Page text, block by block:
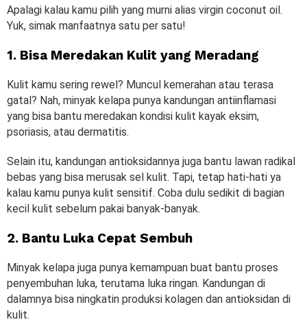
Apalagi kalau kamu pilih yang murni alias virgin coconut oil.
Yuk, simak manfaatnya satu per satu!
1. Bisa Meredakan Kulit yang Meradang
Kulit kamu sering rewel? Muncul kemerahan atau terasa
gatal? Nah, minyak kelapa punya kandungan antiinflamasi
yang bisa bantu meredakan kondisi kulit kayak eksim,
psoriasis, atau dermatitis.
Selain itu, kandungan antioksidannya juga bantu lawan radikal
bebas yang bisa merusak sel kulit. Tapi, tetap hati-hati ya
kalau kamu punya kulit sensitif. Coba dulu sedikit di bagian
kecil kulit sebelum pakai banyak-banyak.
2. Bantu Luka Cepat Sembuh
Minyak kelapa juga punya kemampuan buat bantu proses
penyembuhan luka, terutama luka ringan. Kandungan di
dalamnya bisa ningkatin produksi kolagen dan antioksidan di
kulit.